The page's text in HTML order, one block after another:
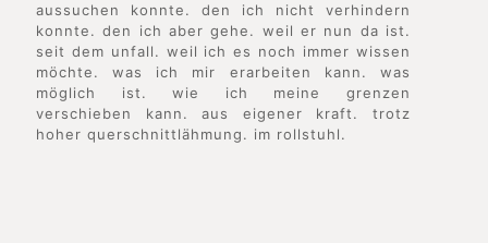
aussuchen konnte. den ich nicht verhindern
konnte. den ich aber gehe. weil er nun da ist.
seit dem unfall. weil ich es noch immer wissen
möchte. was ich mir erarbeiten kann. was
möglich ist. wie ich meine grenzen
verschieben kann. aus eigener kraft. trotz
hoher querschnittlähmung. im rollstuhl.